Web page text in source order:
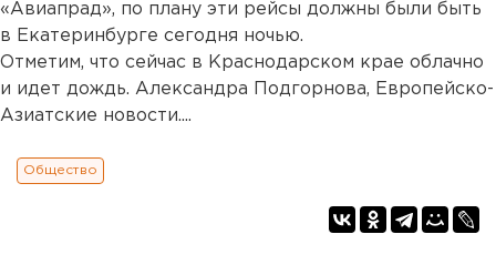
«Авиапрад», по плану эти рейсы должны были быть
в Екатеринбурге сегодня ночью.
Отметим, что сейчас в Краснодарском крае облачно
и идет дождь. Александра Подгорнова, Европейско-
Азиатские новости....
Общество